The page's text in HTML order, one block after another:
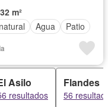
m²
Agua Patio
Asilo
resultados
Flandes
56